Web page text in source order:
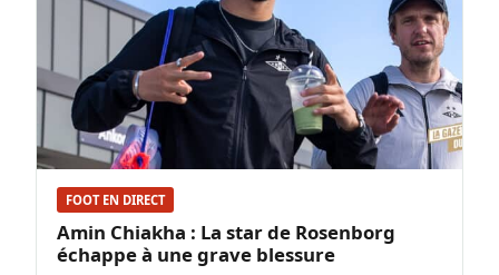
FOOT EN DIRECT
Amin Chiakha : La star de Rosenborg
échappe à une grave blessure